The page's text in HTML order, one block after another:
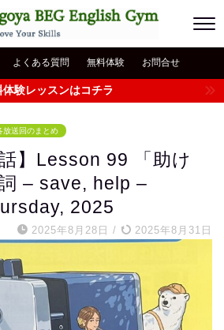
よくある質問 無料体験 お問合せ
体験レッスンはコチラ
放送回のまとめ
】Lesson 99 「助け
– save, help –
2025
2025年8月28日 / 2025年8月31日